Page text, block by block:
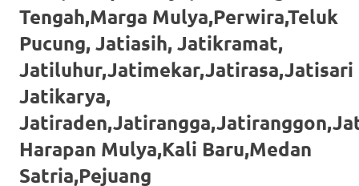
anchor
https://
check
this
link
right
Tengah,Marga Mulya,Perwira,Teluk
Pucung, Jatiasih, Jatikramat,
Jatiluhur,Jatimekar,Jatirasa,Jatisari
Jatikarya,
Harapan Mulya,Kali Baru,Medan
Satria,Pejuang